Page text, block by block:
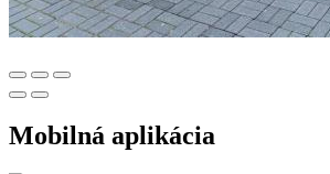
Mobilná aplikácia